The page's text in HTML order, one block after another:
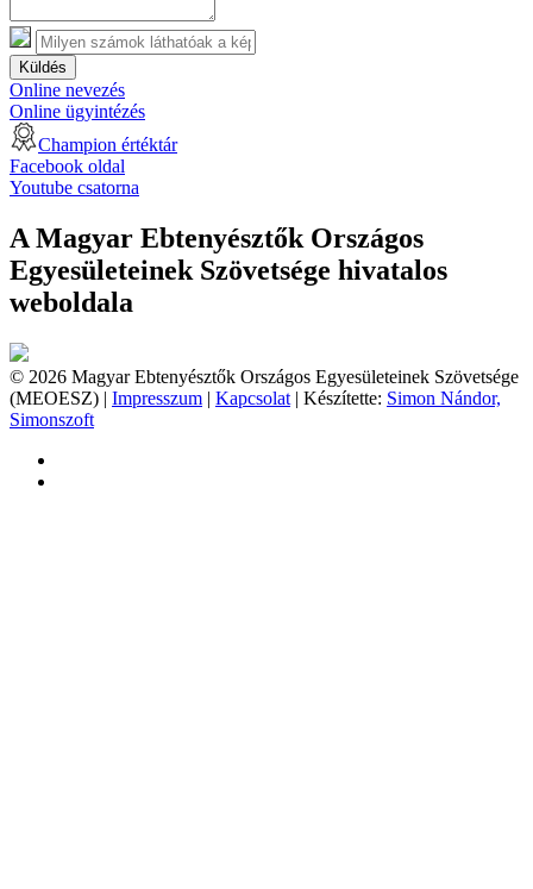
Küldés
Online nevezés
Online ügyintézés
Champion értéktár
Facebook oldal
Youtube csatorna
A Magyar Ebtenyésztők Országos
Egyesületeinek Szövetsége hivatalos
weboldala
© 2026 Magyar Ebtenyésztők Országos Egyesületeinek Szövetsége
(MEOESZ) | Impresszum | Kapcsolat | Készítette: Simon Nándor,
Simonszoft